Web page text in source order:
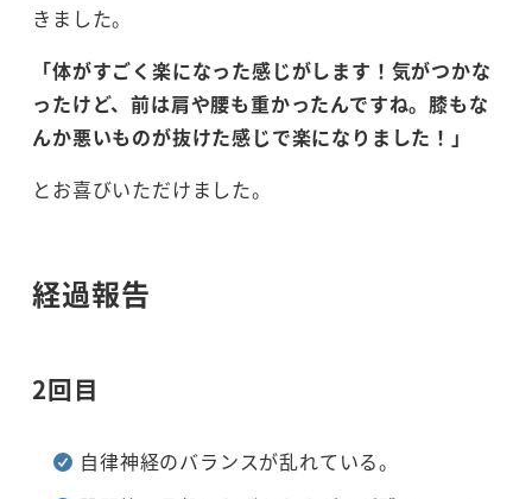
きました。
「体がすごく楽になった感じがします！気がつかな
ったけど、前は肩や腰も重かったんですね。膝もな
んか悪いものが抜けた感じで楽になりました！」
とお喜びいただけました。
経過報告
2回目
自律神経のバランスが乱れている。